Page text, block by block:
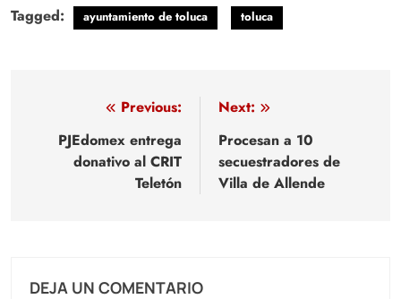
Tagged: ayuntamiento de toluca toluca
Navegación
entradas
Previous:
PJEdomex entrega
donativo al CRIT
Teletón
Next:
Procesan a 10
secuestradores de
Villa de Allende
DEJA UN COMENTARIO